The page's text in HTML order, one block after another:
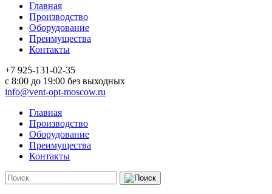
Главная
Производство
Оборудование
Преимущества
Контакты
+7 925-131-02-35
c 8:00 до 19:00 без выходных
info@vent-opt-moscow.ru
Главная
Производство
Оборудование
Преимущества
Контакты